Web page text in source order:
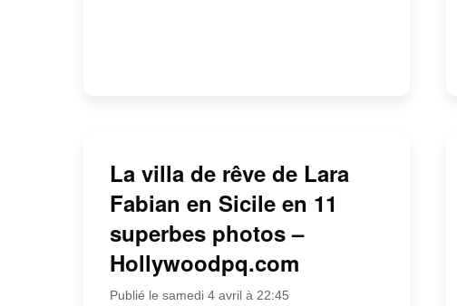
La villa de rêve de Lara
Fabian en Sicile en 11
superbes photos –
Hollywoodpq.com
Publié le samedi 4 avril à 22:45